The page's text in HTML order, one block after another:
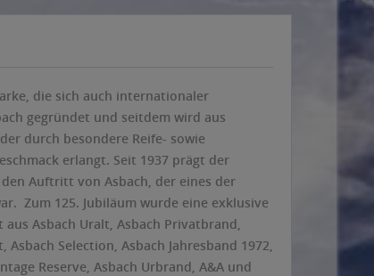
die sich auch internationaler
gegründet und seitdem wird aus
durch besondere Reife- sowie
erlangt. Seit 1937 prägt der
den Auftritt von Asbach, der eines der
Zum 125. Jubiläum wurde eine exklusive
Asbach Uralt, Asbach Privatbrand,
Selection, Asbach Jahresband 1972,
Reserve, Asbach Urbrand, A&A und